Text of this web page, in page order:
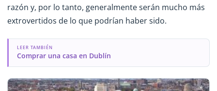
razón y, por lo tanto, generalmente serán mucho más
extrovertidos de lo que podrían haber sido.
LEER TAMBIÉN
Comprar una casa en Dublín